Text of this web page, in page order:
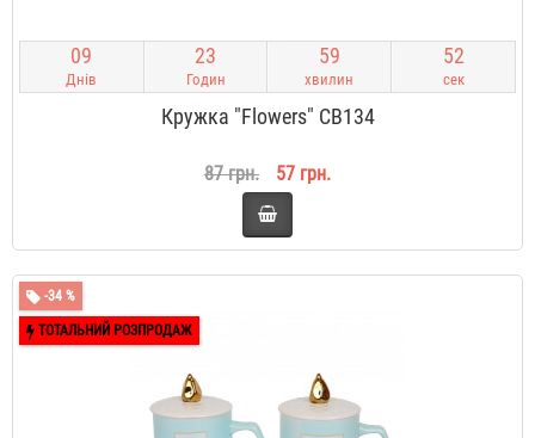
09
Днів
23
Годин
59
хвилин
51
сек
Кружка "Flowers" CB134
87 грн. 57 грн.
-34 %
ТОТАЛЬНИЙ РОЗПРОДАЖ